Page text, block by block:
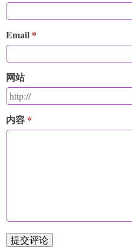
Email
网站
内容
提交评论